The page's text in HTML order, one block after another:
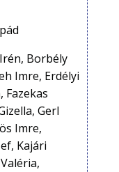
Borbély
Imre, Erdélyi
Fazekas
Gerl
Imre,
Kajári